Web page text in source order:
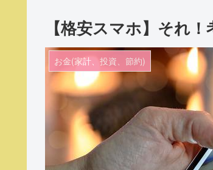
【格安スマホ】それ
お金(家計、投資、節約)